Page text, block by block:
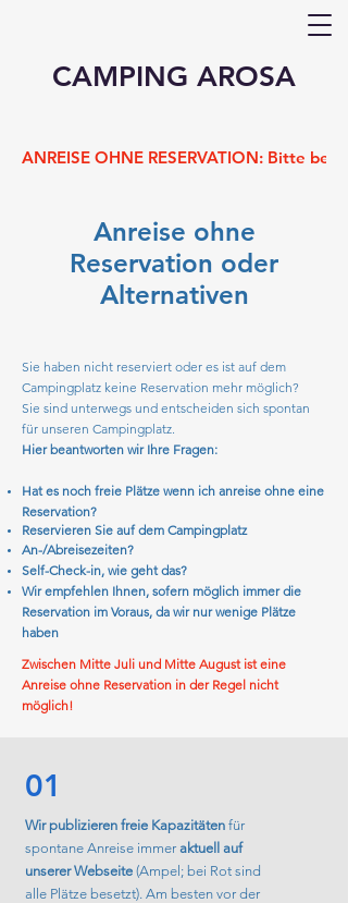
ANREISE OHNE RESERVATION: Bitte
CAMPING AROSA
Anreise ohne
Reservation oder
Alternativen
Sie haben nicht reserviert oder es ist auf dem
Campingplatz keine Reservation mehr möglich?
Sie sind unterwegs und entscheiden sich spontan
für unseren Campingplatz.
Hier beantworten wir Ihre Fragen:
Hat es noch freie Plätze wenn ich anreise ohne eine
Reservation?
Reservieren Sie auf dem Campingplatz
An-/Abreisezeiten?
Self-Check-in, wie geht das?
Wir empfehlen Ihnen, sofern möglich immer die
Reservation im Voraus, da wir nur wenige Plätze
haben
Zwischen Mitte Juli und Mitte August ist eine
Anreise ohne Reservation in der Regel nicht
möglich!
01
Wir publizieren freie Kapazitätenfür
spontane Anreise immer aktuell auf
unserer Webseite(Ampel; bei Rot sind
alle Plätze besetzt). Am besten vor der